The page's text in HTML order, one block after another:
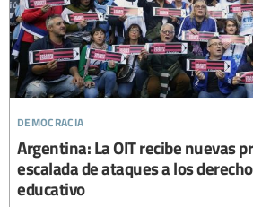
democracia
Argentina: La OIT recibe nuevas
escalada de ataques a los
educativo